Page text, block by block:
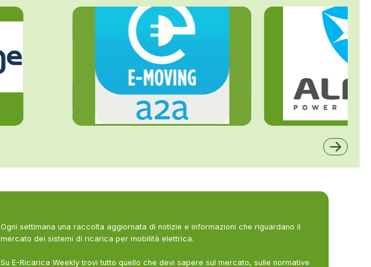
Ogni settimana una raccolta aggiornata di notizie e informazioni che riguardano il
mercato dei sistemi di ricarica per mobilità elettrica.
Su E-Ricarica Weekly trovi tutto quello che devi sapere sul mercato, sulle normative